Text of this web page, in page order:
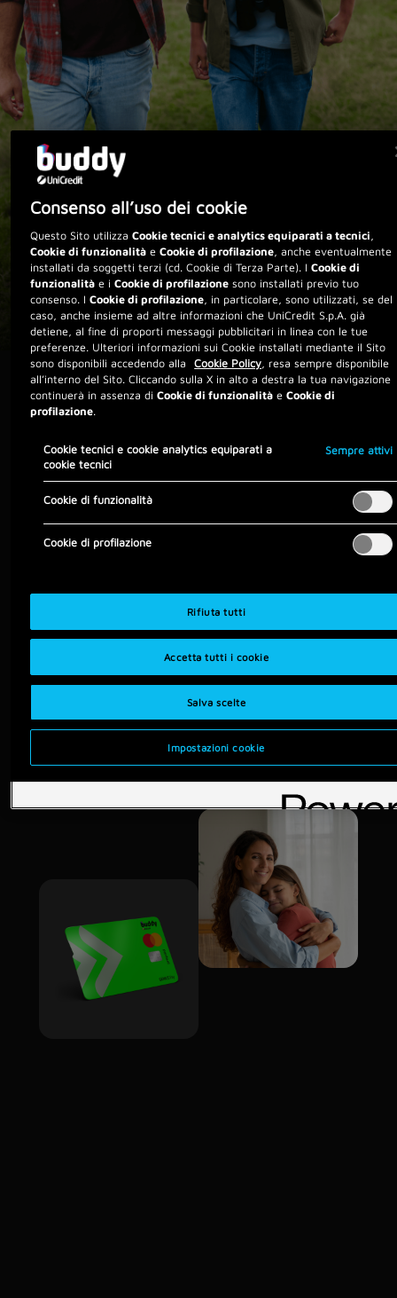
Condizioni
Se richiedi una carta ricaricabile con IBAN Genius Pay
minori per tuo figlio, di età compresa tra gli 11 e i 17
anni, può ricevere un
direttamente
Iniziativa «Pay&Go 30» riservata a residenti in Italia, valida dal
12/05/26 al 30/09/26. Per tutte le condizioni, limitazioni ed
Consenso all’uso dei cookie
Questo Sito utilizzaCookie tecnici e analytics equiparati a tecnici,
Cookie di funzionalità eCookie di profilazione, anche eventualmente
installati da soggetti terzi (cd. Cookie di Terza Parte). ICookie di
funzionalità e iCookie di profilazione sono installati previo tuo
consenso. ICookie di profilazione, in particolare, sono utilizzati, se del
caso, anche insieme ad altre informazioni che UniCredit S.p.A. già
detiene, al fine di proporti messaggi pubblicitari in linea con le tue
preferenze. Ulteriori informazioni sui Cookie installati mediante il Sito
sono disponibili accedendo alla
Cookie Policy, resa sempre disponibile
all’interno del Sito. Cliccando sulla X in alto a destra la tua navigazione
continuerà in assenza diCookie di funzionalità eCookie di
profilazione.
Cookie tecnici e cookie analytics equiparati a
cookie tecnici
Sempre attivi
Cookie di funzionalità
Cookie di profilazione
Rifiuta tutti
Accetta tutti i cookie
Salva scelte
Impostazioni cookie